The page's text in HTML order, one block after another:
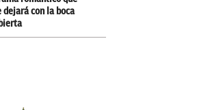
dejará con la boca